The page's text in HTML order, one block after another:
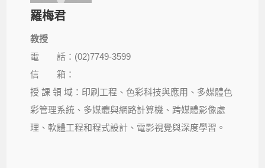
羅梅君
教授
電 話：(02)7749-3599
信 箱：
授 課 領 域：印刷工程、色彩科技與應用、多媒體色
彩管理系統、多媒體與網路計算機、跨媒體影像處
理、軟體工程和程式設計、電影視覺與深度學習。